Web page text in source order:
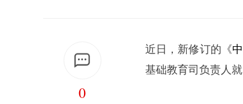
0
近日，新修订的《
基础教育司负责人